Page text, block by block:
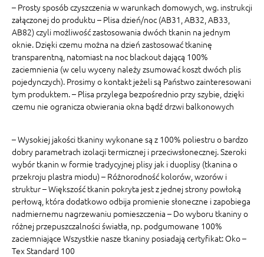
– Prosty sposób czyszczenia w warunkach domowych, wg. instrukcji
załączonej do produktu – Plisa dzień/noc (AB31, AB32, AB33,
AB82) czyli możliwość zastosowania dwóch tkanin na jednym
oknie. Dzięki czemu można na dzień zastosować tkaninę
transparentną, natomiast na noc blackout dającą 100%
zaciemnienia (w celu wyceny należy zsumować koszt dwóch plis
pojedynczych). Prosimy o kontakt jeżeli są Państwo zainteresowani
tym produktem. – Plisa przylega bezpośrednio przy szybie, dzięki
czemu nie ogranicza otwierania okna bądź drzwi balkonowych
– Wysokiej jakości tkaniny wykonane są z 100% poliestru o bardzo
dobry parametrach izolacji termicznej i przeciwsłonecznej. Szeroki
wybór tkanin w formie tradycyjnej plisy jak i duoplisy (tkanina o
przekroju plastra miodu) – Różnorodność kolorów, wzorów i
struktur – Większość tkanin pokryta jest z jednej strony powłoką
perłową, która dodatkowo odbija promienie słoneczne i zapobiega
nadmiernemu nagrzewaniu pomieszczenia – Do wyboru tkaniny o
różnej przepuszczalności światła, np. podgumowane 100%
zaciemniające Wszystkie nasze tkaniny posiadają certyfikat: Oko –
Tex Standard 100